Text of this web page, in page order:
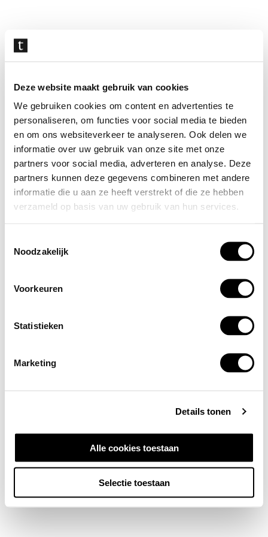
Deze website maakt gebruik van cookies
We gebruiken cookies om content en advertenties te
personaliseren, om functies voor social media te bieden
en om ons websiteverkeer te analyseren. Ook delen we
informatie over uw gebruik van onze site met onze
partners voor social media, adverteren en analyse. Deze
partners kunnen deze gegevens combineren met andere
informatie die u aan ze heeft verstrekt of die ze hebben
verzameld op basis van uw gebruik van hun services.
Noodzakelijk
Voorkeuren
Statistieken
Marketing
Details tonen
Alle cookies toestaan
Selectie toestaan
overslaan